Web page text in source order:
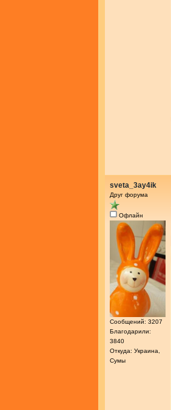
sveta_3ay4ik
Друг форума
Офлайн
Сообщений: 3207
Благодарили:
3840
Откуда: Украина,
Сумы